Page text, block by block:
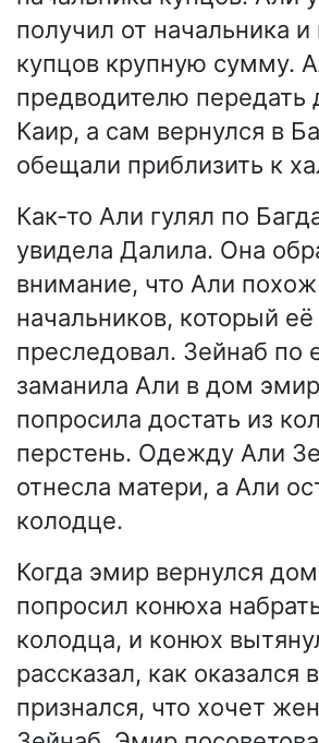
получил от начальника и
купцов крупную сумму.
предводителю передать
Каир, а сам вернулся в
обещали приблизить к
Как-то Али гулял по
увидела Далила. Она
внимание, что Али похож
начальников, который её
преследовал. Зейнаб по
заманила Али в дом
попросила достать из
перстень. Одежду Али
отнесла матери, а Али
колодце.
Когда эмир вернулся
попросил конюха
колодца, и конюх
рассказал, как оказался
признался, что хочет